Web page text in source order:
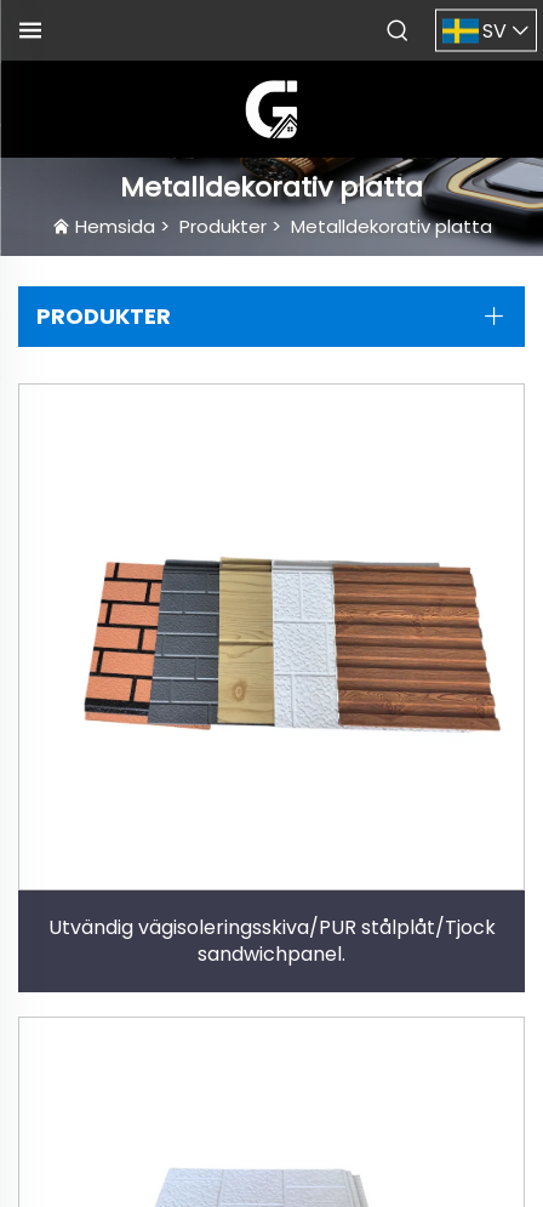
SV
Metalldekorativ platta
Hemsida > Produkter> Metalldekorativ platta
PRODUKTER
Utvändig vägisoleringsskiva/PUR stålplåt/Tjock
sandwichpanel.